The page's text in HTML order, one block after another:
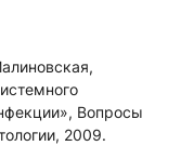
Вопросы
2009.